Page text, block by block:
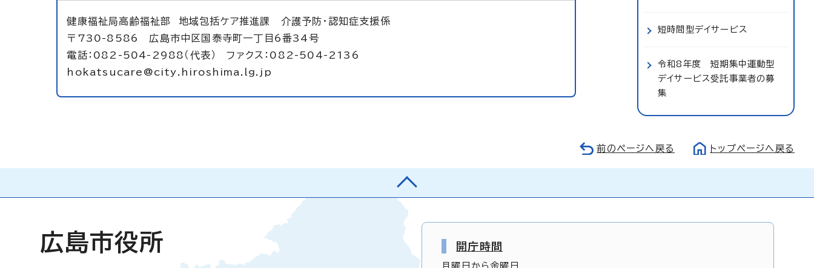
健康福祉局高齢福祉部 地域包括ケア推進課 介護予防・認知症支援係
〒730-8586 広島市中区国泰寺町一丁目6番34号
電話：082-504-2988（代表） ファクス：082-504-2136
hokatsucare@city.hiroshima.lg.jp
短時間型デイサービス
令和8年度 短期集中運動型
デイサービス受託事業者の募
集
前のページへ戻る トップページへ戻る
広島市役所 開庁時間
月曜日から金曜日